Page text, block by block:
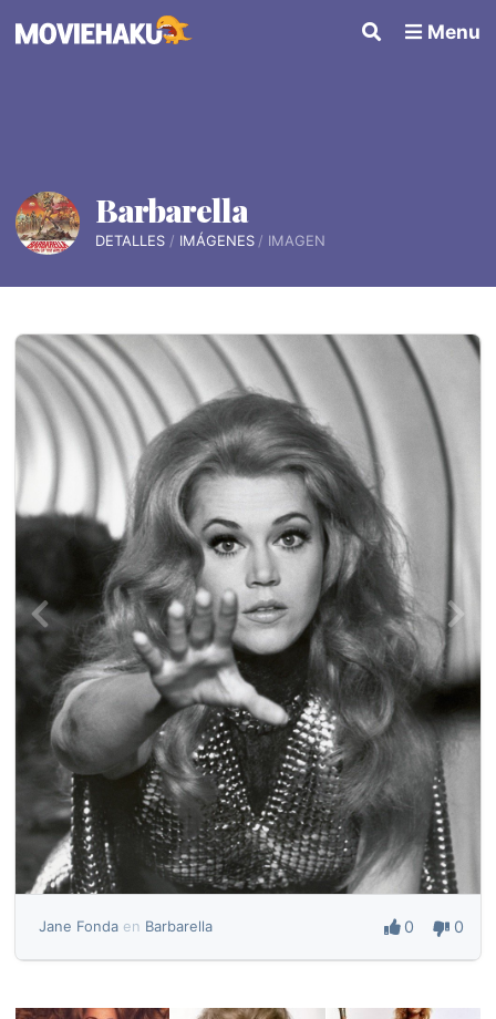
Menu
Barbarella
DETALLES IMÁGENES IMAGEN
Jane Fondaen Barbarella 0 0